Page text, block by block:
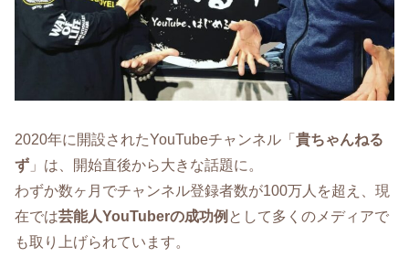
2020年に開設されたYouTubeチャンネル「 貴ちゃんねる
ず 」は、開始直後から大きな話題に。
わずか数ヶ月でチャンネル登録者数が100万人を超え、現
在では芸能人YouTuberの成功例 として多くのメディアで
も取り上げられています。